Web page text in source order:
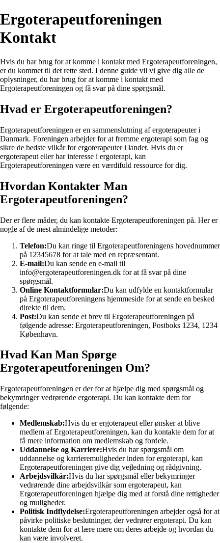
Ergoterapeutforeningen
Kontakt
Hvis du har brug for at komme i kontakt med Ergoterapeutforeningen,
er du kommet til det rette sted. I denne guide vil vi give dig alle de
oplysninger, du har brug for at komme i kontakt med
Ergoterapeutforeningen og få svar på dine spørgsmål.
Hvad er Ergoterapeutforeningen?
Ergoterapeutforeningen er en sammenslutning af ergoterapeuter i
Danmark. Foreningen arbejder for at fremme ergoterapi som fag og
sikre de bedste vilkår for ergoterapeuter i landet. Hvis du er
ergoterapeut eller har interesse i ergoterapi, kan
Ergoterapeutforeningen være en værdifuld ressource for dig.
Hvordan Kontakter Man
Ergoterapeutforeningen?
Der er flere måder, du kan kontakte Ergoterapeutforeningen på. Her er
nogle af de mest almindelige metoder:
Telefon:Du kan ringe til Ergoterapeutforeningens hovednummer
på 12345678 for at tale med en repræsentant.
E-mail:Du kan sende en e-mail til
info@ergoterapeutforeningen.dk for at få svar på dine
spørgsmål.
Online Kontaktformular:Du kan udfylde en kontaktformular
på Ergoterapeutforeningens hjemmeside for at sende en besked
direkte til dem.
Post:Du kan sende et brev til Ergoterapeutforeningen på
følgende adresse: Ergoterapeutforeningen, Postboks 1234, 1234
København.
Hvad Kan Man Spørge
Ergoterapeutforeningen Om?
Ergoterapeutforeningen er der for at hjælpe dig med spørgsmål og
bekymringer vedrørende ergoterapi. Du kan kontakte dem for
følgende:
Medlemskab:Hvis du er ergoterapeut eller ønsker at blive
medlem af Ergoterapeutforeningen, kan du kontakte dem for at
få mere information om medlemskab og fordele.
Uddannelse og Karriere:Hvis du har spørgsmål om
uddannelse og karrieremuligheder inden for ergoterapi, kan
Ergoterapeutforeningen give dig vejledning og rådgivning.
Arbejdsvilkår:Hvis du har spørgsmål eller bekymringer
vedrørende dine arbejdsvilkår som ergoterapeut, kan
Ergoterapeutforeningen hjælpe dig med at forstå dine rettigheder
og muligheder.
Politisk Indflydelse:Ergoterapeutforeningen arbejder også for at
påvirke politiske beslutninger, der vedrører ergoterapi. Du kan
kontakte dem for at lære mere om deres arbejde og hvordan du
kan være involveret.